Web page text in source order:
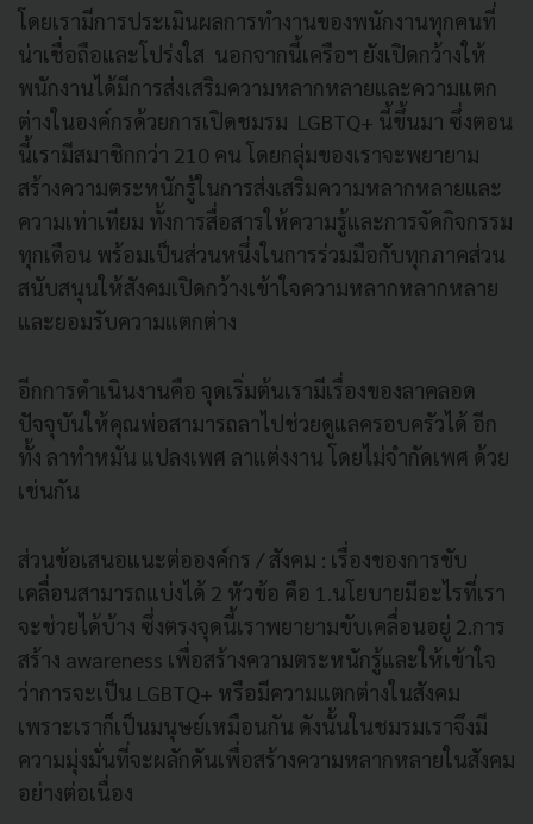
โดยเรามีการประเมินผลการทำงานของพนักงานทุกคนที่
น่าเชื่อถือและโปร่งใส นอกจากนี้เครือฯ ยังเปิดกว้างให้
พนักงานได้มีการส่งเสริมความหลากหลายและความแตก
ต่างในองค์กรด้วยการเปิดชมรม LGBTQ+ นี้ขึ้นมา ซึ่งตอน
นี้เรามีสมาชิกกว่า 210 คน โดยกลุ่มของเราจะพยายาม
สร้างความตระหนักรู้ในการส่งเสริมความหลากหลายและ
ความเท่าเทียม ทั้งการสื่อสารให้ความรู้และการจัดกิจกรรม
ทุกเดือน พร้อมเป็นส่วนหนึ่งในการร่วมมือกับทุกภาคส่วน
สนับสนุนให้สังคมเปิดกว้างเข้าใจความหลากหลากหลาย
และยอมรับความแตกต่าง
อีกการดำเนินงานคือ จุดเริ่มต้นเรามีเรื่องของลาคลอด
ปัจจุบันให้คุณพ่อสามารถลาไปช่วยดูแลครอบครัวได้ อีก
ทั้ง ลาทำหมัน แปลงเพศ ลาแต่งงาน โดยไม่จำกัดเพศ ด้วย
เช่นกัน
ส่วนข้อเสนอแนะต่อองค์กร / สังคม : เรื่องของการขับ
เคลื่อนสามารถแบ่งได้ 2 หัวข้อ คือ 1.นโยบายมีอะไรที่เรา
จะช่วยได้บ้าง ซึ่งตรงจุดนี้เราพยายามขับเคลื่อนอยู่ 2.การ
สร้าง awareness เพื่อสร้างความตระหนักรู้และให้เข้าใจ
ว่าการจะเป็น LGBTQ+ หรือมีความแตกต่างในสังคม
เพราะเราก็เป็นมนุษย์เหมือนกัน ดังนั้นในชมรมเราจึงมี
ความมุ่งมั่นที่จะผลักดันเพื่อสร้างความหลากหลายในสังคม
อย่างต่อเนื่อง